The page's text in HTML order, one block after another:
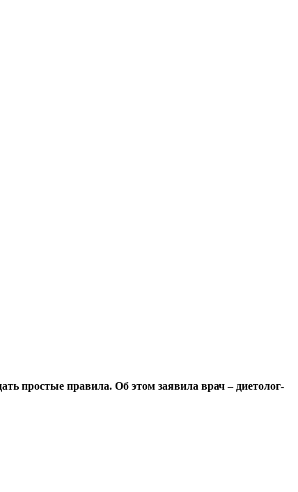
простые правила. Об этом заявила врач – диетолог-